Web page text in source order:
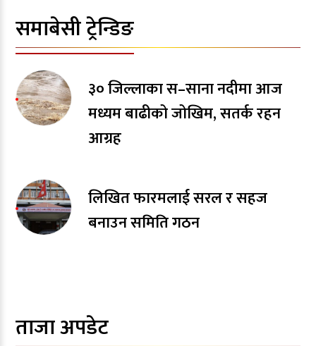
समाबेसी ट्रेन्डिङ
३० जिल्लाका स–साना नदीमा आज
मध्यम बाढीको जोखिम, सतर्क रहन
आग्रह
लिखित फारमलाई सरल र सहज
बनाउन समिति गठन
ताजा अपडेट